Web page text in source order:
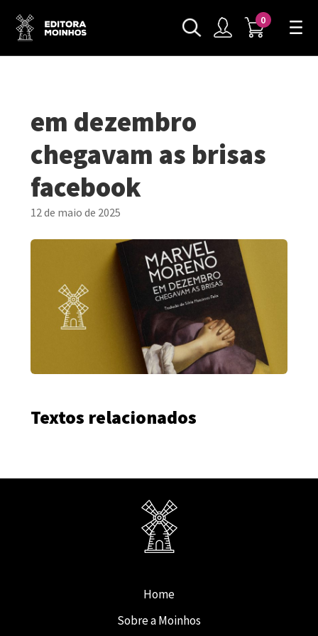
0
em dezembro
chegavam as brisas
facebook
12 de maio de 2025
Textos relacionados
Home
Sobre a Moinhos